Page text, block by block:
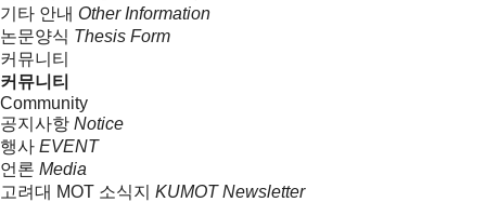
기타 안내 Other Information
논문양식 Thesis Form
커뮤니티
커뮤니티
Community
공지사항 Notice
행사 EVENT
언론 Media
고려대 MOT 소식지 KUMOT Newsletter